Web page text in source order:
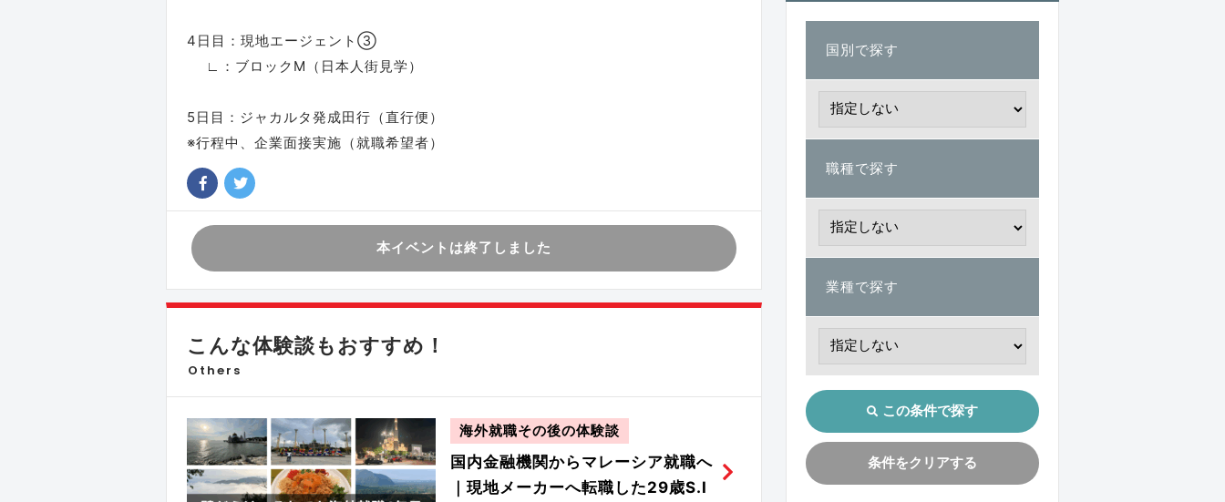
4日目：現地エージェント③
∟：ブロックM（日本人街見学）
5日目：ジャカルタ発成田行（直行便）
※行程中、企業面接実施（就職希望者）
本イベントは終了しました
こんな体験談もおすすめ！
Others
海外就職その後の体験談
国内金融機関からマレーシア就職へ
｜現地メーカーへ転職した29歳S.I
国別で探す
職種で探す
業種で探す
この条件で探す
条件をクリアする